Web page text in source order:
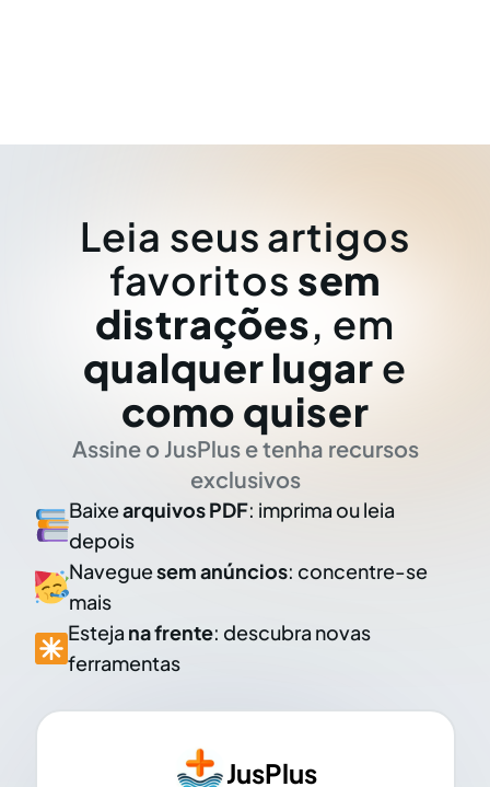
Leia seus artigos
favoritos sem
distrações, em
qualquer lugar e
como quiser
Assine o JusPlus e tenha recursos
exclusivos
Baixearquivos PDF: imprima ou leia
depois
Naveguesem anúncios: concentre-se
mais
Esteja na frente: descubra novas
ferramentas
JusPlus